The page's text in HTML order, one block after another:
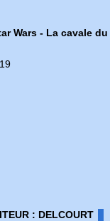
Wars - La cavale du
: DELCOURT